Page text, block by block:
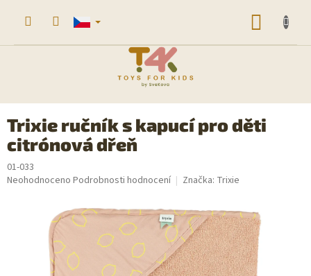
Trixie ručník s kapucí pro děti
citrónová dřeň
01-033
Průměrné
hvězdiček.
Neohodnoceno Podrobnosti hodnocení Značka: Trixie